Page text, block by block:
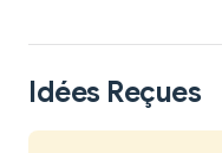
Idées Reçues